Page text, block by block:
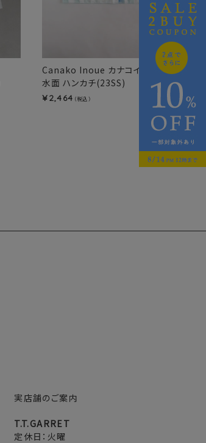
Canako Inoue カナコイノウエ
水面 ハンカチ(23SS)
¥ 2,464 （税込）
実店舗のご案内
T.T.GARRET
定休日：火曜